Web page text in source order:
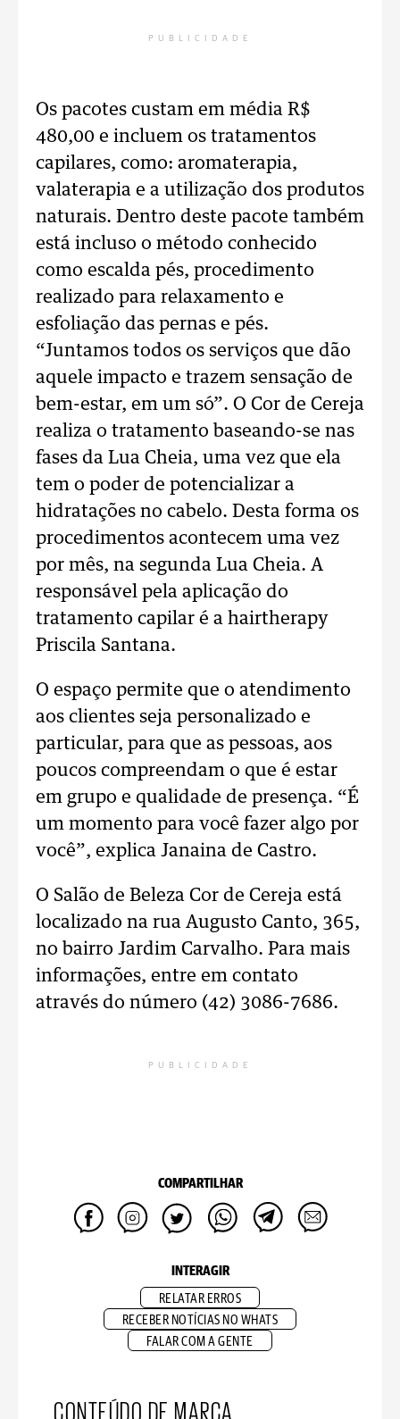
PUBLICIDADE
Os pacotes custam em média R$
480,00 e incluem os tratamentos
capilares, como: aromaterapia,
valaterapia e a utilização dos produtos
naturais. Dentro deste pacote também
está incluso o método conhecido
como escalda pés, procedimento
realizado para relaxamento e
esfoliação das pernas e pés.
“Juntamos todos os serviços que dão
aquele impacto e trazem sensação de
bem-estar, em um só”. O Cor de Cereja
realiza o tratamento baseando-se nas
fases da Lua Cheia, uma vez que ela
tem o poder de potencializar a
hidratações no cabelo. Desta forma os
procedimentos acontecem uma vez
por mês, na segunda Lua Cheia. A
responsável pela aplicação do
tratamento capilar é a hairtherapy
Priscila Santana.
O espaço permite que o atendimento
aos clientes seja personalizado e
particular, para que as pessoas, aos
poucos compreendam o que é estar
em grupo e qualidade de presença. “É
um momento para você fazer algo por
você”, explica Janaina de Castro.
O Salão de Beleza Cor de Cereja está
localizado na rua Augusto Canto, 365,
no bairro Jardim Carvalho. Para mais
informações, entre em contato
através do número (42) 3086-7686.
PUBLICIDADE
COMPARTILHAR
INTERAGIR
RELATAR ERROS
RECEBER NOTÍCIAS NO WHATS
FALAR COM A GENTE
CONTEÚDO DE MARCA